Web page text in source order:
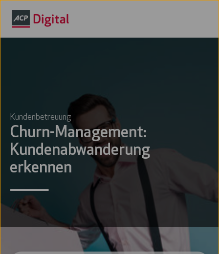
Kundenbetreuung
Churn-Management:
Kundenabwanderung
erkennen